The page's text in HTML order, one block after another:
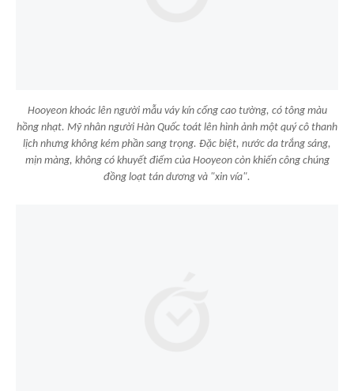
Hooyeon khoác lên người mẫu váy kín cổng cao tường, có tông màu
hồng nhạt. Mỹ nhân người Hàn Quốc toát lên hình ảnh một quý cô thanh
lịch nhưng không kém phần sang trọng. Đặc biệt, nước da trắng sáng,
mịn màng, không có khuyết điểm của Hooyeon còn khiến công chúng
đồng loạt tán dương và "xin vía".